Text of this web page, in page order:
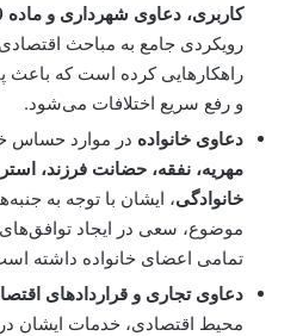
کاربری، دعاوی شهرداری و ماده 100
رویکردی جامع به مباحث
راهکارهایی کرده است که باعث
و رفع سریع اختلافات می‌شود.
دعاوی خانواده در موارد حساس
مهریه، نفقه، حضانت فرزند،
خانوادگی، ایشان با توجه به
موضوع، سعی در ایجاد
تمامی اعضای خانواده داشته
دعاوی تجاری و قراردادهای
محیط اقتصادی، خدمات ایشان